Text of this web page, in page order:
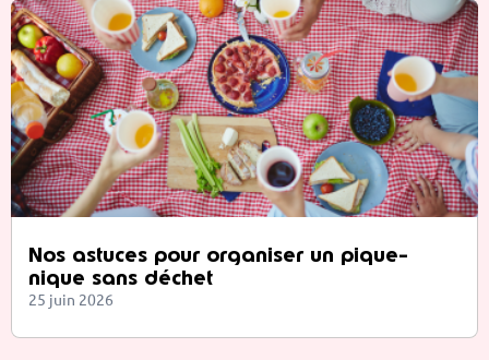
Nos astuces pour organiser un pique-
nique sans déchet
25 juin 2026